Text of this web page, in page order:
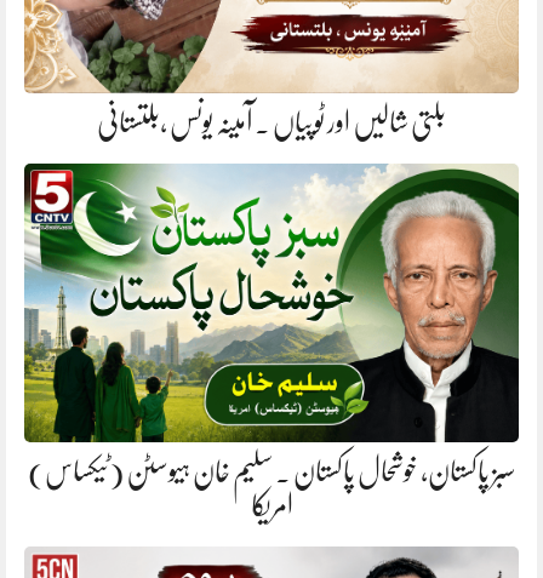
بلتی شالیں اور ٹوپیاں . آمینہ یونس ،بلتستانی
سبز پاکستان، خوشحال پاکستان . سلیم خان ہیوسٹن (ٹیکساس)
امریکا